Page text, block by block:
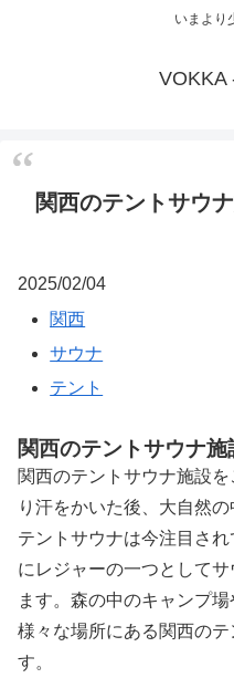
いまより
VOKKA
関西のテントサウ
2025/02/04
関西
サウナ
テント
関西のテントサウナ
関西のテントサウナ施設
り汗をかいた後、大自然
テントサウナは今注目さ
にレジャーの一つとして
ます。森の中のキャンプ
様々な場所にある関西の
す。